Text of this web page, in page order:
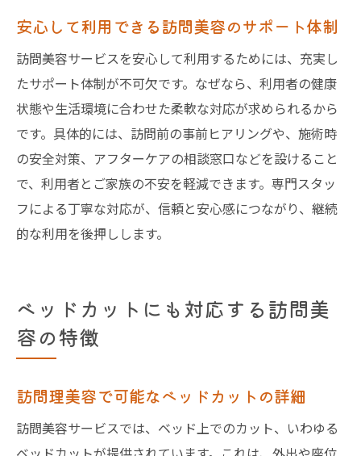
安心して利用できる訪問美容のサポート体制
訪問美容サービスを安心して利用するためには、充実し
たサポート体制が不可欠です。なぜなら、利用者の健康
状態や生活環境に合わせた柔軟な対応が求められるから
です。具体的には、訪問前の事前ヒアリングや、施術時
の安全対策、アフターケアの相談窓口などを設けること
で、利用者とご家族の不安を軽減できます。専門スタッ
フによる丁寧な対応が、信頼と安心感につながり、継続
的な利用を後押しします。
ベッドカットにも対応する訪問美
容の特徴
訪問理美容で可能なベッドカットの詳細
訪問美容サービスでは、ベッド上でのカット、いわゆる